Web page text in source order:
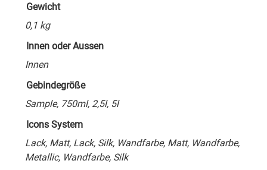
Gewicht
0,1 kg
Innen oder Aussen
Innen
Gebindegröße
Sample, 750ml, 2,5l, 5l
Icons System
Lack, Matt, Lack, Silk, Wandfarbe, Matt, Wandfarbe,
Metallic, Wandfarbe, Silk